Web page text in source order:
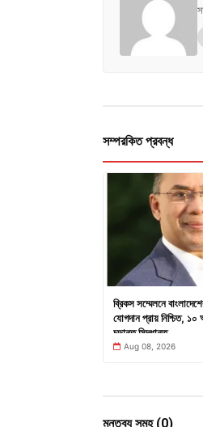
সম্পরকিত প্রবন্ধ
ব্রিকস সম্মেলনে
যোগদান প্রায় নিশ্চিত, ১০
চূড়ান্ত সিদ্ধান্ত
Aug 08, 2026
মন্তব্য সমূহ (0)